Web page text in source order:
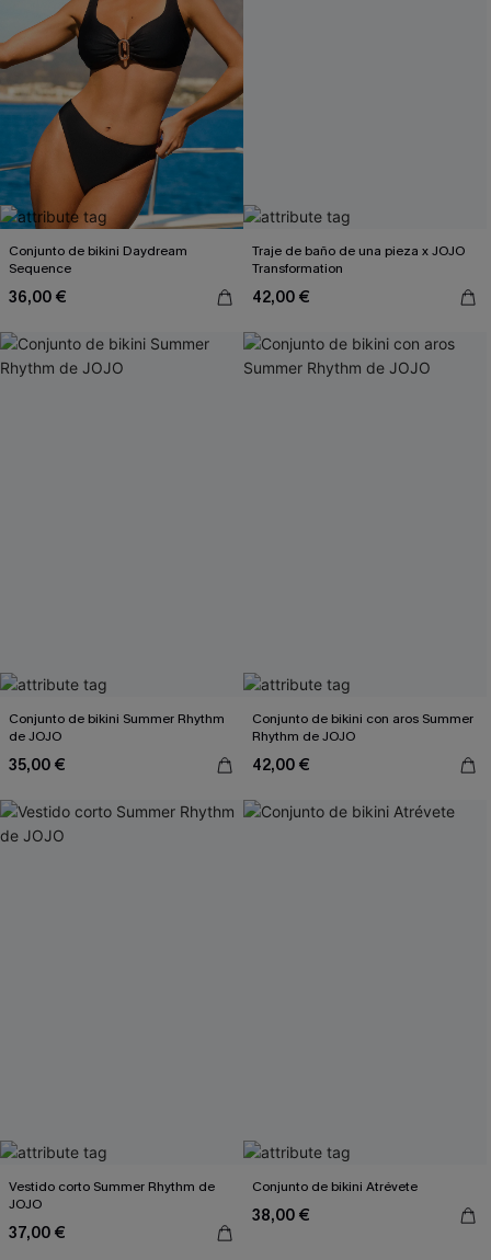
Conjunto de bikini Daydream
Sequence
36,00 €
Traje de baño de una pieza x JOJO
Transformation
42,00 €
Conjunto de bikini Summer Rhythm
de JOJO
35,00 €
Conjunto de bikini con aros Summer
Rhythm de JOJO
42,00 €
Vestido corto Summer Rhythm de
JOJO
37,00 €
Conjunto de bikini Atrévete
38,00 €